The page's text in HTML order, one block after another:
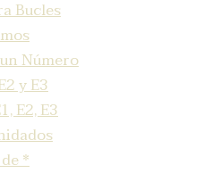
Bucles
Número
y E3
E2, E3
*